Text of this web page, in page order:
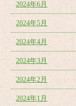
2024年6月
2024年5月
2024年4月
2024年3月
2024年2月
2024年1月